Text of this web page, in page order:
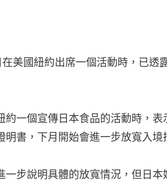
美國紐約出席一個活動時，已透
約一個宣傳日本食品的活動時，
明書，下月開始會進一步放寬入境
一步說明具體的放寬情況，但日